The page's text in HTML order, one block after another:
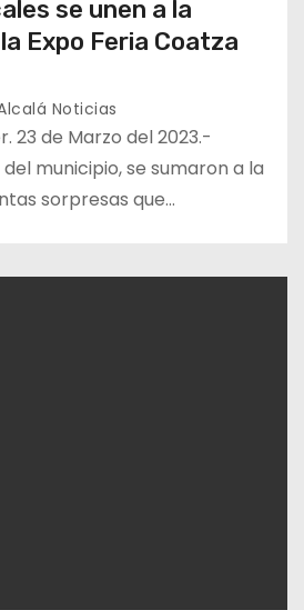
se unen a la
Expo Feria Coatza
Noticias
23 de Marzo del 2023.-
municipio, se sumaron a la
sorpresas que…